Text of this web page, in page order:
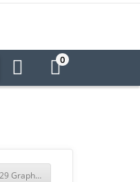
0
Graphite Wood